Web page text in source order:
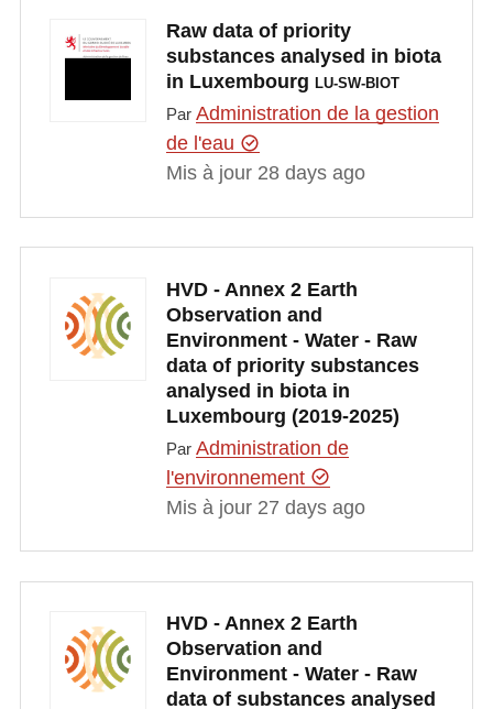
Raw data of priority
substances analysed in biota
in Luxembourg LU-SW-BIOT
Par Administration de la gestion
de l'eau
Mis à jour 28 days ago
HVD - Annex 2 Earth
Observation and
Environment - Water - Raw
data of priority substances
analysed in biota in
Luxembourg (2019-2025)
Par Administration de
l'environnement
Mis à jour 27 days ago
HVD - Annex 2 Earth
Observation and
Environment - Water - Raw
data of substances analysed